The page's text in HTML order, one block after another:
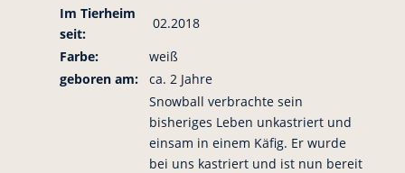
Im Tierheim
seit:
02.2018
Farbe:
weiß
geboren am:
ca. 2 Jahre
Snowball verbrachte sein
bisheriges Leben unkastriert und
einsam in einem Käfig. Er wurde
bei uns kastriert und ist nun bereit